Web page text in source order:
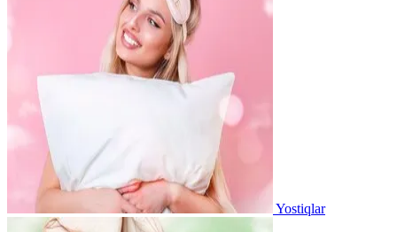
Yostiqlar